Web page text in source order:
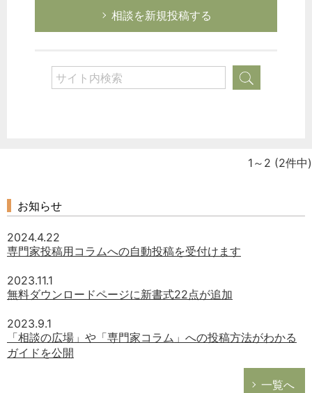
相談を新規投稿する
選択してください
税務経理
企業法務
1～2 (2件中)
お知らせ
2024.4.22
専門家投稿用コラムへの自動投稿を受付けます
2023.11.1
無料ダウンロードページに新書式22点が追加
2023.9.1
「相談の広場」や「専門家コラム」への投稿方法がわかる
ガイドを公開
一覧へ